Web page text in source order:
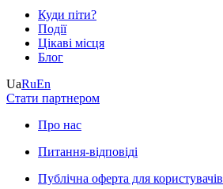
Куди піти?
Події
Цікаві місця
Блог
UaRuEn
Стати партнером
Про нас
Питання-відповіді
Публічна оферта для користувачів